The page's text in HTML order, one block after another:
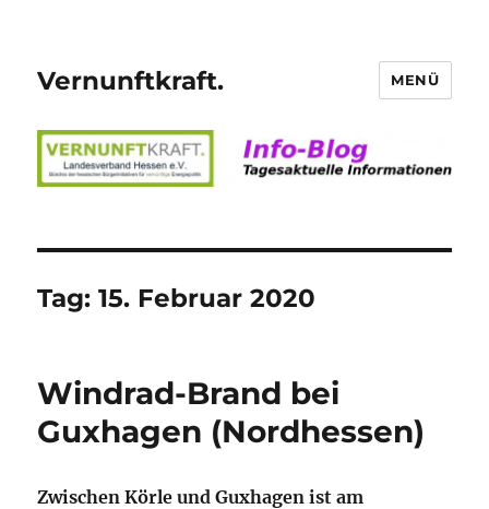
Vernunftkraft. MENÜ
Tag:15. Februar 2020
Windrad-Brand bei
Guxhagen (Nordhessen)
Zwischen Körle und Guxhagen ist am